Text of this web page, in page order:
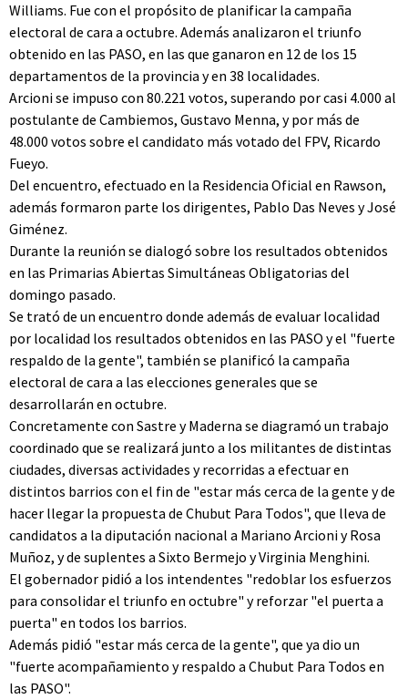
Williams. Fue con el propósito de planificar la campaña
electoral de cara a octubre. Además analizaron el triunfo
obtenido en las PASO, en las que ganaron en 12 de los 15
departamentos de la provincia y en 38 localidades.
Arcioni se impuso con 80.221 votos, superando por casi 4.000 al
postulante de Cambiemos, Gustavo Menna, y por más de
48.000 votos sobre el candidato más votado del FPV, Ricardo
Fueyo.
Del encuentro, efectuado en la Residencia Oficial en Rawson,
además formaron parte los dirigentes, Pablo Das Neves y José
Giménez.
Durante la reunión se dialogó sobre los resultados obtenidos
en las Primarias Abiertas Simultáneas Obligatorias del
domingo pasado.
Se trató de un encuentro donde además de evaluar localidad
por localidad los resultados obtenidos en las PASO y el "fuerte
respaldo de la gente", también se planificó la campaña
electoral de cara a las elecciones generales que se
desarrollarán en octubre.
Concretamente con Sastre y Maderna se diagramó un trabajo
coordinado que se realizará junto a los militantes de distintas
ciudades, diversas actividades y recorridas a efectuar en
distintos barrios con el fin de "estar más cerca de la gente y de
hacer llegar la propuesta de Chubut Para Todos", que lleva de
candidatos a la diputación nacional a Mariano Arcioni y Rosa
Muñoz, y de suplentes a Sixto Bermejo y Virginia Menghini.
El gobernador pidió a los intendentes "redoblar los esfuerzos
para consolidar el triunfo en octubre" y reforzar "el puerta a
puerta" en todos los barrios.
Además pidió "estar más cerca de la gente", que ya dio un
"fuerte acompañamiento y respaldo a Chubut Para Todos en
las PASO".